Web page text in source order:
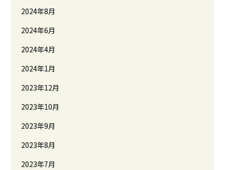
2024年8月
2024年6月
2024年4月
2024年1月
2023年12月
2023年10月
2023年9月
2023年8月
2023年7月